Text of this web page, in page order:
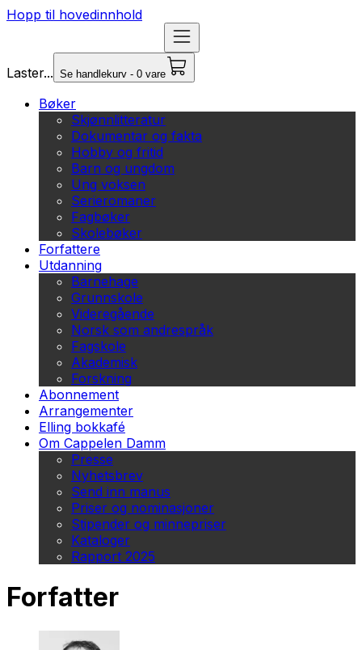
Hopp til hovedinnhold
Laster... Se handlekurv - 0 vare
Bøker
Skjønnlitteratur
Dokumentar og fakta
Hobby og fritid
Barn og ungdom
Ung voksen
Serieromaner
Fagbøker
Skolebøker
Forfattere
Utdanning
Barnehage
Grunnskole
Videregående
Norsk som andrespråk
Fagskole
Akademisk
Forskning
Abonnement
Arrangementer
Elling bokkafé
Om Cappelen Damm
Presse
Nyhetsbrev
Send inn manus
Priser og nominasjoner
Stipender og minnepriser
Kataloger
Rapport 2025
Forfatter